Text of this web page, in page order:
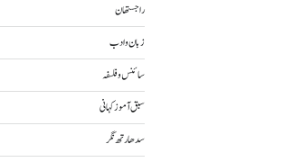
راجستھان
زبان و ادب
سائنس و فلسفہ
سبق آموز کہانی
سدھارتھ نگر